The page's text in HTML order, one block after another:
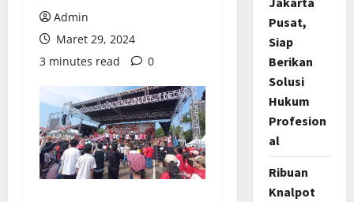
Admin
Maret 29, 2024
3 minutes read
0
Pusat,
Siap
Berikan
Solusi
Hukum
Profesion
al
Ribuan
Knalpot